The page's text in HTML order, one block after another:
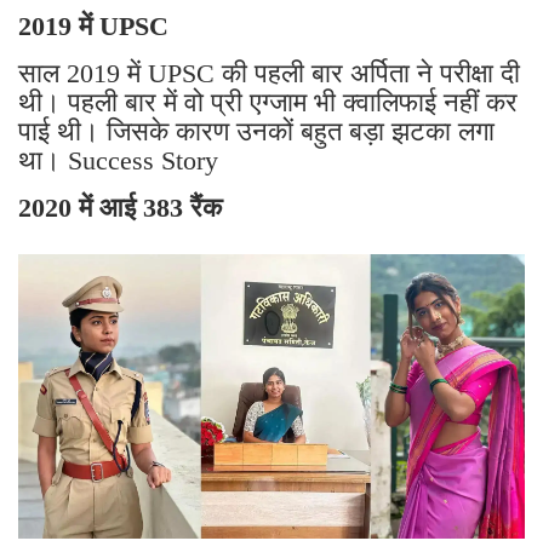
2019 में UPSC
साल 2019 में UPSC की पहली बार अर्पिता ने परीक्षा दी
थी। पहली बार में वो प्री एग्जाम भी क्वालिफाई नहीं कर
पाई थी। जिसके कारण उनकों बहुत बड़ा झटका लगा
था। Success Story
2020 में आई 383 रैंक